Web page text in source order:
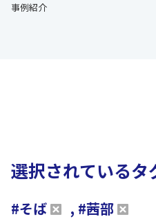
事例紹介
選択されているタ
#そば , #茜部